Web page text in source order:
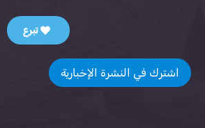
تبرع
اشترك في النشرة الإخبارية